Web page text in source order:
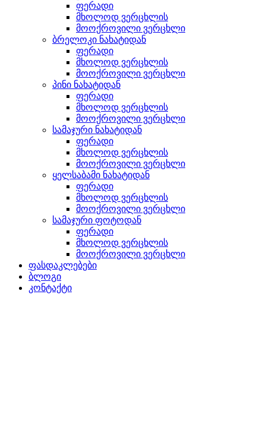
ფერადი
მხოლოდ ვერცხლის
მოოქროვილი ვერცხლი
ბრელოკი ნახატიდან
ფერადი
მხოლოდ ვერცხლის
მოოქროვილი ვერცხლი
პინი ნახატიდან
ფერადი
მხოლოდ ვერცხლის
მოოქროვილი ვერცხლი
სამაჯური ნახატიდან
ფერადი
მხოლოდ ვერცხლის
მოოქროვილი ვერცხლი
ყელსაბამი ნახატიდან
ფერადი
მხოლოდ ვერცხლის
მოოქროვილი ვერცხლი
სამაჯური ფოტოდან
ფერადი
მხოლოდ ვერცხლის
მოოქროვილი ვერცხლი
ფასდაკლებები
ბლოგი
კონტაქტი